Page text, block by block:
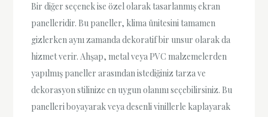
Bir diğer seçenek ise özel olarak tasarlanmış ekran
panelleridir. Bu paneller, klima ünitesini tamamen
gizlerken aynı zamanda dekoratif bir unsur olarak da
hizmet verir. Ahşap, metal veya PVC malzemelerden
yapılmış paneller arasından istediğiniz tarza ve
dekorasyon stilinize en uygun olanını seçebilirsiniz. Bu
panelleri boyayarak veya desenli vinillerle kaplayarak